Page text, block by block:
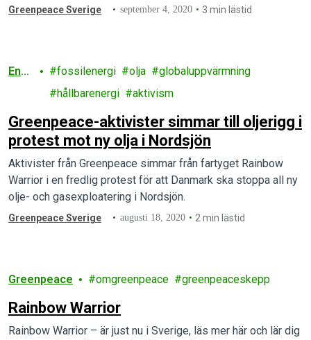
Greenpeace Sverige september 4, 2020 3 min lästid
Ener
fossilenergi olja
globaluppvärmning
hållbarenergi
aktivism
Greenpeace-aktivister simmar till oljerigg i
protest mot ny olja i Nordsjön
Aktivister från Greenpeace simmar från fartyget Rainbow
Warrior i en fredlig protest för att Danmark ska stoppa all ny
olje- och gasexploatering i Nordsjön.
Greenpeace Sverige augusti 18, 2020 2 min lästid
Greenpeace omgreenpeace greenpeaceskepp
Rainbow Warrior
Rainbow Warrior – är just nu i Sverige, läs mer här och lär dig